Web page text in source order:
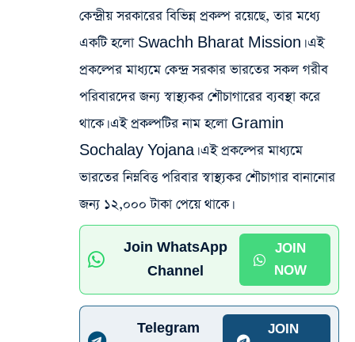
কেন্দ্রীয় সরকারের বিভিন্ন প্রকল্প রয়েছে, তার মধ্যে
একটি হলো Swachh Bharat Mission। এই
প্রকল্পের মাধ্যমে কেন্দ্র সরকার ভারতের সকল গরীব
পরিবারদের জন্য স্বাস্থ্যকর শৌচাগারের ব্যবস্থা করে
থাকে। এই প্রকল্পটির নাম হলো Gramin
Sochalay Yojana। এই প্রকল্পের মাধ্যমে
ভারতের নিম্নবিত্ত পরিবার স্বাস্থ্যকর শৌচাগার বানানোর
জন্য ১২,০০০ টাকা পেয়ে থাকে।
Join WhatsApp
Channel
JOIN
NOW
Telegram
JOIN